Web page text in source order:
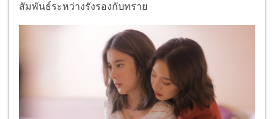
สัมพันธ์ระหว่างรังรองกับทราย